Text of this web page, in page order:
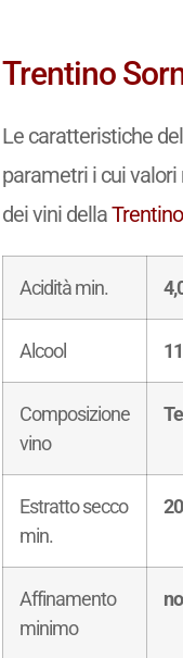
Trentino
Le caratteristiche
parametri i cui
dei vini della
Acidità min.
Alcool
Composizione
vino
Estratto secco
min.
Affinamento
minimo